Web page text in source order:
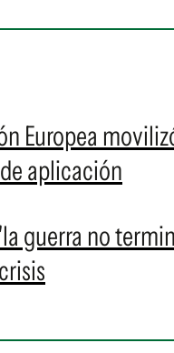
Europea
aplicación
guerra no